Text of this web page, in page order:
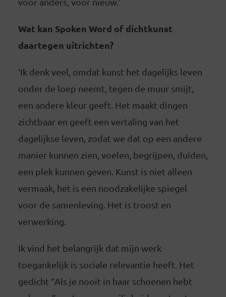
Wat kan Spoken Word of dichtkunst
daartegen uitrichten?
‘Ik denk veel, omdat kunst het dagelijks leven
onder de loep neemt, tegen de muur smijt,
een andere kleur geeft. Het maakt dingen
zichtbaar en geeft een vertaling van het
dagelijkse leven, zodat we dat op een andere
manier kunnen zien, voelen, begrijpen, duiden,
een plek kunnen geven. Kunst is niet alleen
vermaak, het is een noodzakelijke spiegel
voor de samenleving. Het is troost en
verwerking.
Ik vind het belangrijk dat mijn werk
toegankelijk is sociale relevantie heeft. Het
gedicht “Als je nooit in haar schoenen hebt